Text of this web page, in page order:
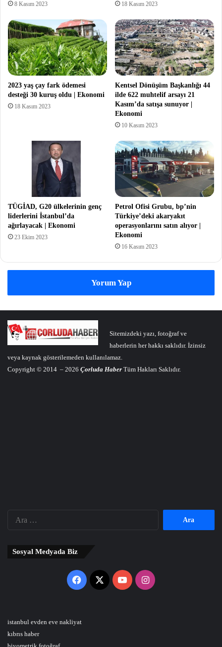
8 Kasım 2023 18 Kasım 2023
2023 yaş çay fark ödemesi
desteği 30 kuruş oldu | Ekonomi
18 Kasım 2023
Kentsel Dönüşüm Başkanlığı 44
ilde 622 muhtelif arsayı 21
Kasım’da satışa sunuyor |
Ekonomi
10 Kasım 2023
TÜGİAD, G20 ülkelerinin genç
liderlerini İstanbul’da
ağırlayacak | Ekonomi
23 Ekim 2023
Petrol Ofisi Grubu, bp’nin
Türkiye’deki akaryakıt
operasyonlarını satın alıyor |
Ekonomi
16 Kasım 2023
Yorum Yap
Sitemizdeki yazı, fotoğraf ve
haberlerin her hakkı saklıdır. İzinsiz
veya kaynak gösterilemeden kullanılamaz.
Copyright © 2014 – 2026 Çorluda Haber Tüm Hakları Saklıdır.
Sosyal Medyada Biz
Facebook
X YouTubeInstagram
istanbul evden eve nakliyat
kıbrıs haber